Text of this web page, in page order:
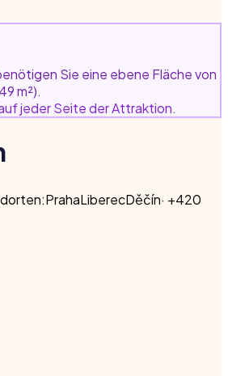
Sie eine ebene Fläche von
m²).
jeder Seite der Attraktion.
:PrahaLiberecDěčín· +420